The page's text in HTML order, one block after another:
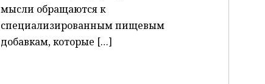
мысли обращаются к
специализированным пищевым
добавкам, которые […]